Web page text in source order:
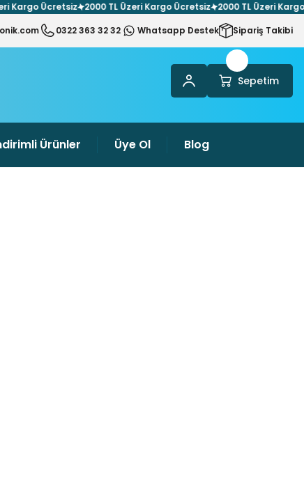
Ücretsiz 2000 TL Üzeri Kargo Ücretsiz 2000 TL Üzeri Kargo
0322 363 32 32 Whatsapp Destek Sipariş Takibi
Sepetim
Ürünler Üye Ol Blog